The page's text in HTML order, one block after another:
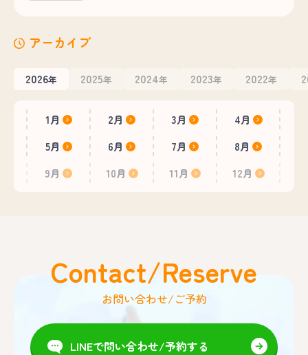
アーカイブ
2026年 2025年 2024年 2023年 2022年
1月 2月 3月
4月
5月
6月 7月
8月
9月
10月 11月 12月
Contact/Reserve
お問い合わせ/ご予約
LINEで問い合わせ/予約する